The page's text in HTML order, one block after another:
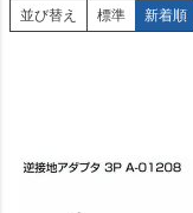
並び替え 標準 新着順